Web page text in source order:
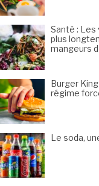
Santé :
plus
mangeurs
Burger King
régime
Le soda,